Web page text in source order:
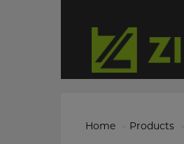
Home Products